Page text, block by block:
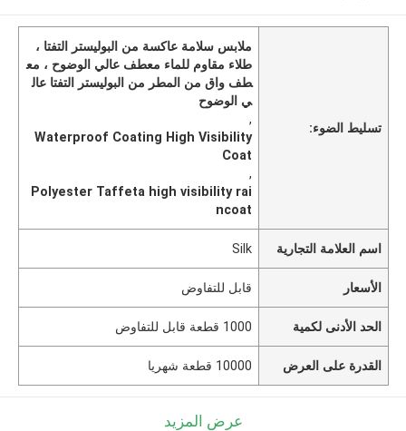
تسليط الضوء:
ملابس سلامة عاكسة من البوليستر التفتا ،
طلاء مقاوم للماء معطف عالي الوضوح ، مع
طف واق من المطر من البوليستر التفتا عال
ي الوضوح
,
Waterproof Coating High Visibility
Coat
,
Polyester Taffeta high visibility rai
ncoat
اسم العلامة التجارية Silk
الأسعار قابل للتفاوض
الحد الأدنى لكمية 1000 قطعة قابل للتفاوض
القدرة على العرض 10000 قطعة شهريا
عرض المزيد